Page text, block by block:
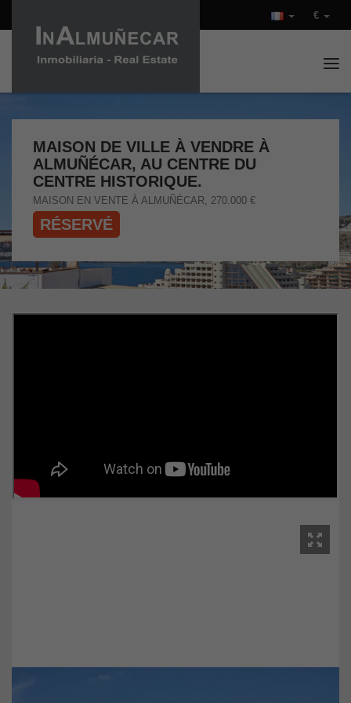
€
MAISON DE VILLE À VENDRE À
ALMUÑÉCAR, AU CENTRE DU
CENTRE HISTORIQUE.
MAISON EN VENTE À ALMUÑÉCAR, 270.000 €
RÉSERVÉ